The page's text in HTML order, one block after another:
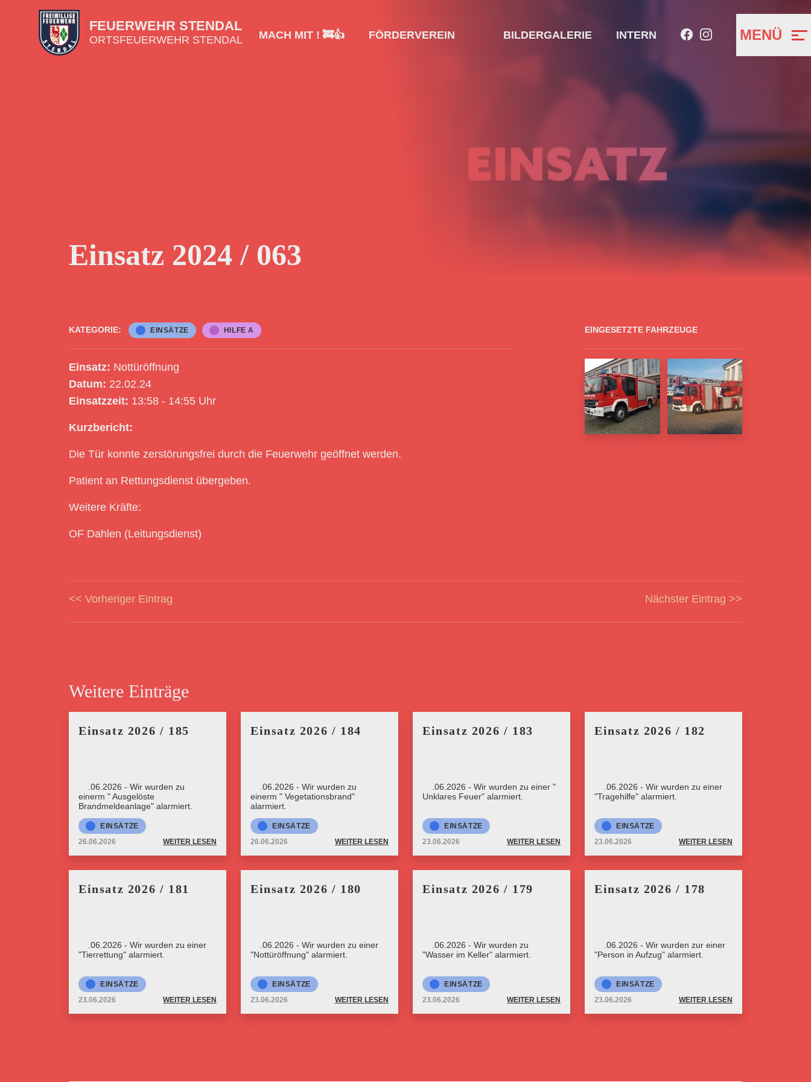
FEUERWEHR STENDAL
ORTSFEUERWEHR STENDAL MACH MIT ! 🚒👍 FÖRDERVEREIN BILDERGALERIE INTERN MENÜ
Einsatz 2024 / 063
KATEGORIE: EINSÄTZE HILFE A
Einsatz: Nottüröffnung
Datum: 22.02.24
Einsatzzeit: 13:58 - 14:55 Uhr
Kurzbericht:
Die Tür konnte zerstörungsfrei durch die Feuerwehr geöffnet werden.
Patient an Rettungsdienst übergeben.
Weitere Kräfte:
OF Dahlen (Leitungsdienst)
EINGESETZTE FAHRZEUGE
<< Vorheriger Eintrag Nächster Eintrag >>
Weitere Einträge
Einsatz 2026 / 185
26.06.2026 - Wir wurden zu
einerm " Ausgelöste
Brandmeldeanlage" alarmiert.
EINSÄTZE
26.06.2026
WEITER LESEN
Einsatz 2026 / 184
26.06.2026 - Wir wurden zu
einerm " Vegetationsbrand"
alarmiert.
EINSÄTZE
26.06.2026
WEITER LESEN
Einsatz 2026 / 183
23.06.2026 - Wir wurden zu einer "
Unklares Feuer" alarmiert.
EINSÄTZE
23.06.2026
WEITER LESEN
Einsatz 2026 / 182
23.06.2026 - Wir wurden zu einer
"Tragehilfe" alarmiert.
EINSÄTZE
23.06.2026
WEITER LESEN
Einsatz 2026 / 181
23.06.2026 - Wir wurden zu einer
"Tierrettung" alarmiert.
EINSÄTZE
23.06.2026
WEITER LESEN
Einsatz 2026 / 180
23.06.2026 - Wir wurden zu einer
"Nottüröffnung" alarmiert.
EINSÄTZE
23.06.2026
WEITER LESEN
Einsatz 2026 / 179
23.06.2026 - Wir wurden zu
"Wasser im Keller" alarmiert.
EINSÄTZE
23.06.2026
WEITER LESEN
Einsatz 2026 / 178
23.06.2026 - Wir wurden zur einer
"Person in Aufzug" alarmiert.
EINSÄTZE
23.06.2026
WEITER LESEN